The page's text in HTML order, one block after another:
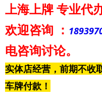
上海上牌专业代
欢迎咨询 ：
电咨询讨论。
实体店经营，前期不收
车牌付款！